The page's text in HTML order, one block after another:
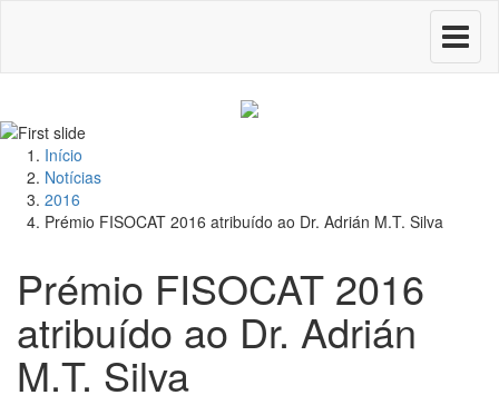
Toggle
Início
Notícias
2016
Prémio FISOCAT 2016 atribuído ao Dr. Adrián M.T. Silva
Prémio FISOCAT 2016
atribuído ao Dr. Adrián
M.T. Silva